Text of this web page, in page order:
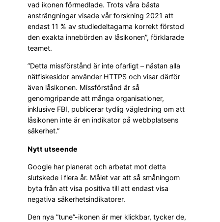
vad ikonen förmedlade. Trots våra bästa
ansträngningar visade vår forskning 2021 att
endast 11 % av studiedeltagarna korrekt förstod
den exakta innebörden av låsikonen”, förklarade
teamet.
”Detta missförstånd är inte ofarligt – nästan alla
nätfiskesidor använder HTTPS och visar därför
även låsikonen. Missförstånd är så
genomgripande att många organisationer,
inklusive FBI, publicerar tydlig vägledning om att
låsikonen inte är en indikator på webbplatsens
säkerhet.”
Nytt utseende
Google har planerat och arbetat mot detta
slutskede i flera år. Målet var att så småningom
byta från att visa positiva till att endast visa
negativa säkerhetsindikatorer.
Den nya ”tune”-ikonen är mer klickbar, tycker de,